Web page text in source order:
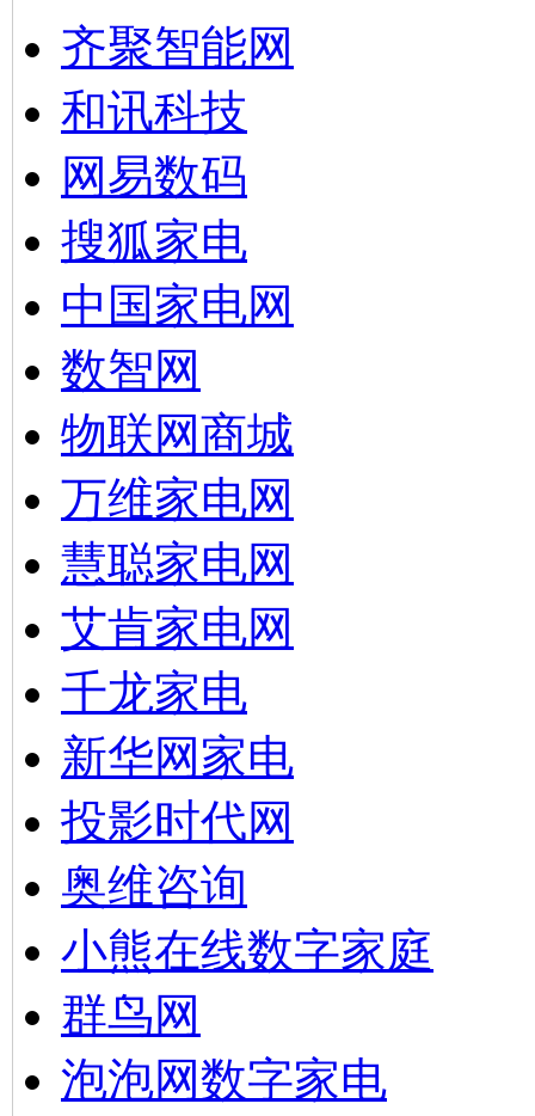
齐聚智能网
和讯科技
网易数码
搜狐家电
中国家电网
数智网
物联网商城
万维家电网
慧聪家电网
艾肯家电网
千龙家电
新华网家电
投影时代网
奥维咨询
小熊在线数字家庭
群鸟网
泡泡网数字家电